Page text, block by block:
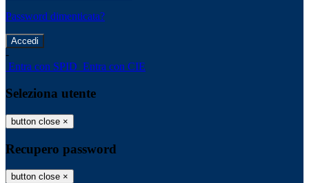
Password dimenticata?
-
Entra con SPID Entra con CIE
Seleziona utente
button close ×
Recupero password
button close ×